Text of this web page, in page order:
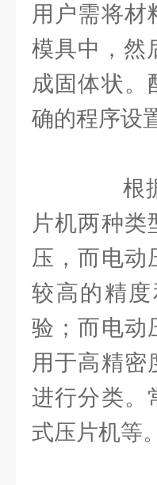
用户需将材
模具中，然
成固体状。
确的程序设
根据
片机两种
压，而电动
较高的精
验；而电动
用于高精密
进行分类。
式压片机等。